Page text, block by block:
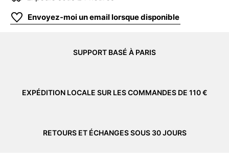
Envoyez-moi un email lorsque disponible
SUPPORT BASÉ À PARIS
EXPÉDITION LOCALE SUR LES COMMANDES DE 110 €
RETOURS ET ÉCHANGES SOUS 30 JOURS